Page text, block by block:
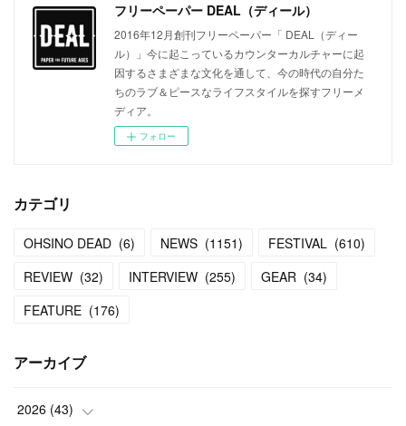
フリーペーパー DEAL（ディール）
2016年12月創刊フリーペーパー「 DEAL（ディー
ル）」今に起こっているカウンターカルチャーに起
因するさまざまな文化を通して、今の時代の自分た
ちのラブ＆ピースなライフスタイルを探すフリーメ
ディア。
フォロー
カテゴリ
OHSINO DEAD (6) NEWS (1151) FESTIVAL (610)
REVIEW (32) INTERVIEW (255) GEAR (34)
FEATURE (176)
アーカイブ
2026 (43)